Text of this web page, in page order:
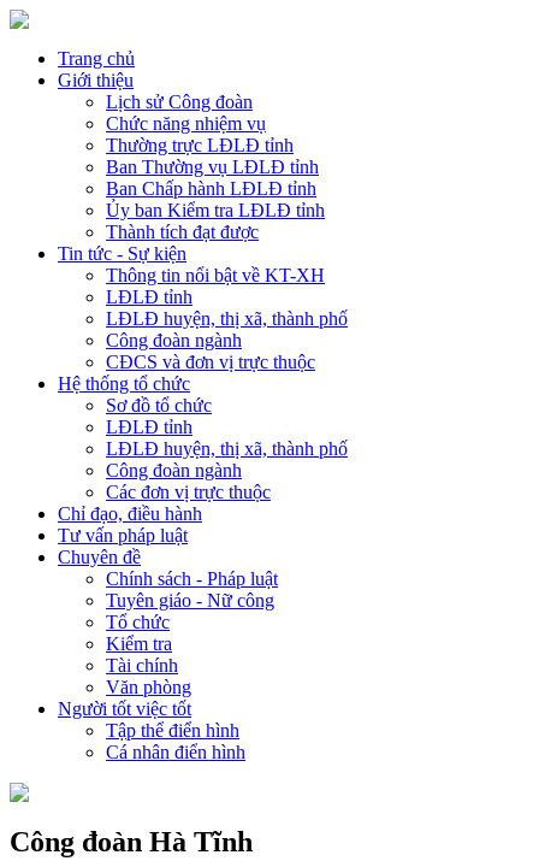
Trang chủ
Giới thiệu
Lịch sử Công đoàn
Chức năng nhiệm vụ
Thường trực LĐLĐ tỉnh
Ban Thường vụ LĐLĐ tỉnh
Ban Chấp hành LĐLĐ tỉnh
Ủy ban Kiểm tra LĐLĐ tỉnh
Thành tích đạt được
Tin tức - Sự kiện
Thông tin nổi bật về KT-XH
LĐLĐ tỉnh
LĐLĐ huyện, thị xã, thành phố
Công đoàn ngành
CĐCS và đơn vị trực thuộc
Hệ thống tổ chức
Sơ đồ tổ chức
LĐLĐ tỉnh
LĐLĐ huyện, thị xã, thành phố
Công đoàn ngành
Các đơn vị trực thuộc
Chỉ đạo, điều hành
Tư vấn pháp luật
Chuyên đề
Chính sách - Pháp luật
Tuyên giáo - Nữ công
Tổ chức
Kiểm tra
Tài chính
Văn phòng
Người tốt việc tốt
Tập thể điển hình
Cá nhân điển hình
Công đoàn Hà Tĩnh